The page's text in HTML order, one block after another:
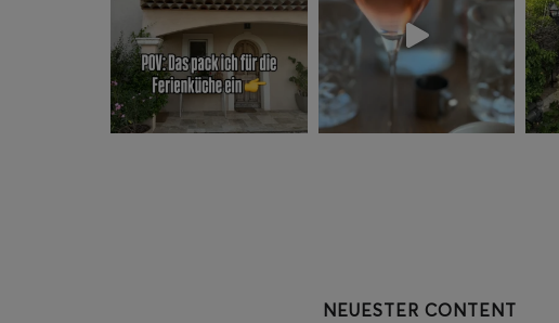
NEUESTER CONTENT